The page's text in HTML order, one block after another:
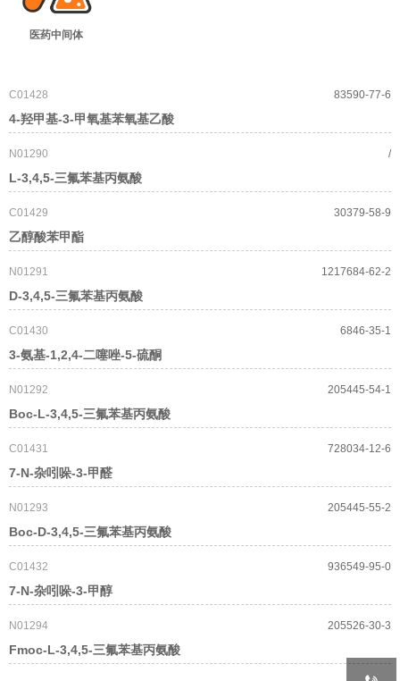
医药中间体
C01428
4-羟甲基-3-甲氧基苯氧基乙酸
83590-77-6
N01290
L-3,4,5-三氟苯基丙氨酸
/
C01429
乙醇酸苯甲酯
30379-58-9
N01291
D-3,4,5-三氟苯基丙氨酸
1217684-62-2
C01430
3-氨基-1,2,4-二噻唑-5-硫酮
6846-35-1
N01292
Boc-L-3,4,5-三氟苯基丙氨酸
205445-54-1
C01431
7-N-杂吲哚-3-甲醛
728034-12-6
N01293
Boc-D-3,4,5-三氟苯基丙氨酸
205445-55-2
C01432
7-N-杂吲哚-3-甲醇
936549-95-0
N01294
Fmoc-L-3,4,5-三氟苯基丙氨酸
205526-30-3